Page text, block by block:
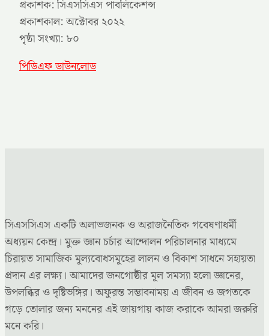
প্রকাশক: সিএসসিএস পাবলিকেশন্স
প্রকাশকাল: অক্টোবর ২০২২
পৃষ্ঠা সংখ্যা: ৮০
পিডিএফ ডাউনলোড
সিএসসিএস একটি অলাভজনক ও অরাজনৈতিক গবেষণাধর্মী
অধ্যয়ন কেন্দ্র। মুক্ত জ্ঞান চর্চার আন্দোলন পরিচালনার মাধ্যমে
চিরায়ত সামাজিক মূল্যবোধসমূহের লালন ও বিকাশ সাধনে সহায়তা
প্রদান এর লক্ষ্য। আমাদের জনগোষ্ঠীর মূল সমস্যা হলো জ্ঞানের,
উপলব্ধির ও দৃষ্টিভঙ্গির। অফুরন্ত সম্ভাবনাময় এ জীবন ও জগতকে
গড়ে তোলার জন্য মননের এই জায়গায় কাজ করাকে আমরা জরুরি
মনে করি।